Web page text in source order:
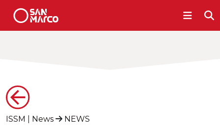
ISSM News NEWS